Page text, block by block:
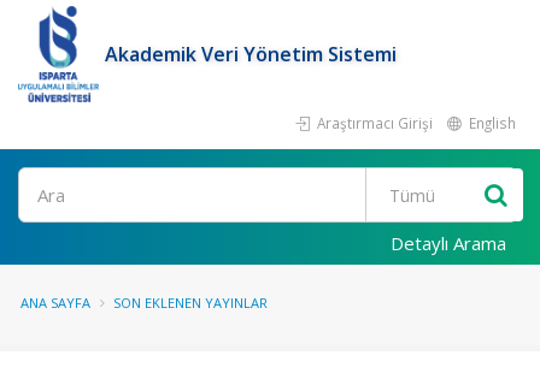
Akademik Veri Yönetim Sistemi
Araştırmacı Girişi English
Ara
Detaylı Arama
ANA SAYFA SON EKLENEN YAYINLAR